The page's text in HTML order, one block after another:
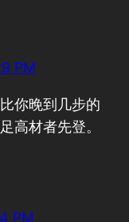
PM
你晚到几步的
高材者先登。
PM